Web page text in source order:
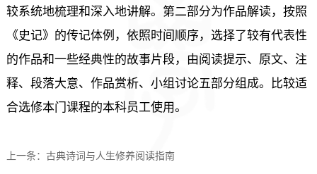
较系统地梳理和深入地讲解。第二部分为作品解读，按照
《史记》的传记体例，依照时间顺序，选择了较有代表性
的作品和一些经典性的故事片段，由阅读提示、原文、注
释、段落大意、作品赏析、小组讨论五部分组成。比较适
合选修本门课程的本科员工使用。
上一条： 古典诗词与人生修养阅读指南